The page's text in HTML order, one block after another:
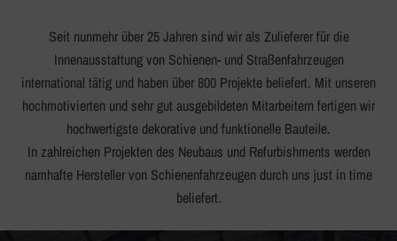
Seit nunmehr über 25 Jahren sind wir als Zulieferer für die
Innenausstattung von Schienen- und Straßenfahrzeugen
international tätig und haben über 800 Projekte beliefert. Mit unseren
hochmotivierten und sehr gut ausgebildeten Mitarbeitern fertigen wir
hochwertigste dekorative und funktionelle Bauteile.
In zahlreichen Projekten des Neubaus und Refurbishments werden
namhafte Hersteller von Schienenfahrzeugen durch uns just in time
beliefert.